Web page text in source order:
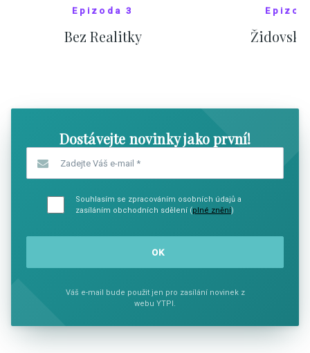
Epizoda 3
Bez Realitky
Dostávejte novinky jako první!
Souhlasím se zpracováním osobních údajů a
zasíláním obchodních sdělení (plné znění)
Váš e-mail bude použit jen pro zasílání novinek z
webu YTPI.